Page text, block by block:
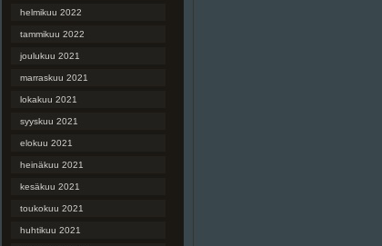
helmikuu 2022
tammikuu 2022
joulukuu 2021
marraskuu 2021
lokakuu 2021
syyskuu 2021
elokuu 2021
heinäkuu 2021
kesäkuu 2021
toukokuu 2021
huhtikuu 2021